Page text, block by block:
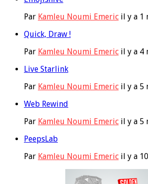
Par Kamleu Noumi Emeric il y a 1
Quick, Draw !
Par Kamleu Noumi Emeric il y a 4
Live Starlink
Par Kamleu Noumi Emeric il y a 5
Web Rewind
Par Kamleu Noumi Emeric il y a 5
PeepsLab
Par Kamleu Noumi Emeric il y a